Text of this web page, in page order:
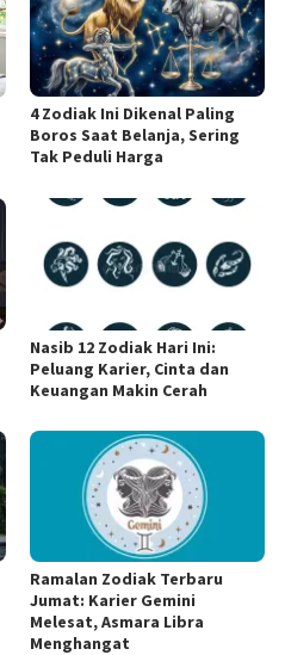
4 Zodiak Ini Dikenal Paling
Boros Saat Belanja, Sering
Tak Peduli Harga
Nasib 12 Zodiak Hari Ini:
Peluang Karier, Cinta dan
Keuangan Makin Cerah
Ramalan Zodiak Terbaru
Jumat: Karier Gemini
Melesat, Asmara Libra
Menghangat